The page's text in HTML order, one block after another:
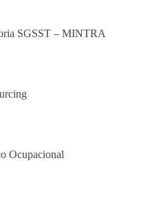
SGSST – MINTRA
Ocupacional